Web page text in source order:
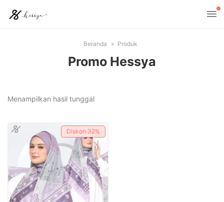
Beranda Produk
Promo Hessya
Menampilkan hasil tunggal
Diskon 32%